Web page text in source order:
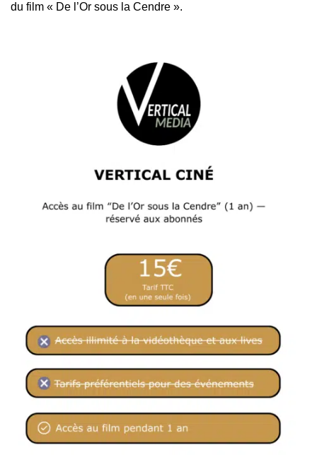
du film « De l’Or sous la Cendre ».